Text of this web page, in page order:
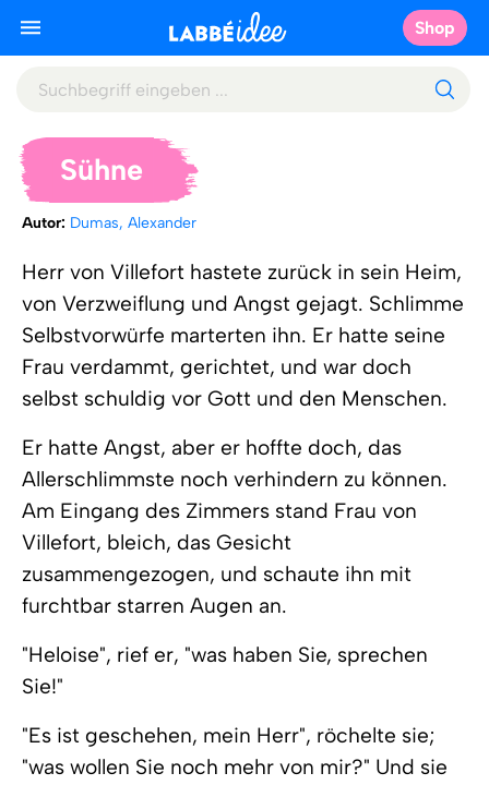
Shop
Sühne
Autor: Dumas, Alexander
Herr von Villefort hastete zurück in sein Heim,
von Verzweiflung und Angst gejagt. Schlimme
Selbstvorwürfe marterten ihn. Er hatte seine
Frau verdammt, gerichtet, und war doch
selbst schuldig vor Gott und den Menschen.
Er hatte Angst, aber er hoffte doch, das
Allerschlimmste noch verhindern zu können.
Am Eingang des Zimmers stand Frau von
Villefort, bleich, das Gesicht
zusammengezogen, und schaute ihn mit
furchtbar starren Augen an.
"Heloise", rief er, "was haben Sie, sprechen
Sie!"
"Es ist geschehen, mein Herr", röchelte sie;
"was wollen Sie noch mehr von mir?" Und sie